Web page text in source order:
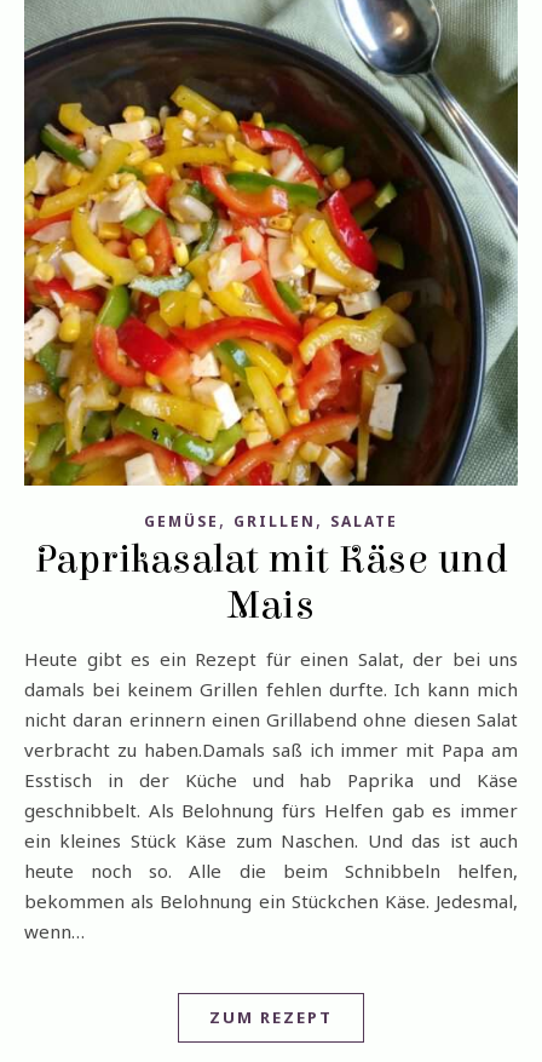
GEMÜSE , GRILLEN , SALATE
Paprikasalat mit Käse und
Mais
Heute gibt es ein Rezept für einen Salat, der bei uns
damals bei keinem Grillen fehlen durfte. Ich kann mich
nicht daran erinnern einen Grillabend ohne diesen Salat
verbracht zu haben.Damals saß ich immer mit Papa am
Esstisch in der Küche und hab Paprika und Käse
geschnibbelt. Als Belohnung fürs Helfen gab es immer
ein kleines Stück Käse zum Naschen. Und das ist auch
heute noch so. Alle die beim Schnibbeln helfen,
bekommen als Belohnung ein Stückchen Käse. Jedesmal,
wenn…
ZUM REZEPT